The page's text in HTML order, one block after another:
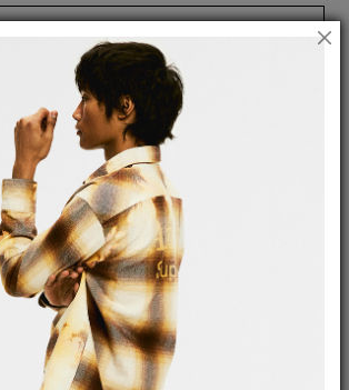
SITO WEB
SHOPPING ONLINE
MY ACCOUNT
ASSISTENZA TECNICA
COOKIES
GUIDA ALLE TAGLIE